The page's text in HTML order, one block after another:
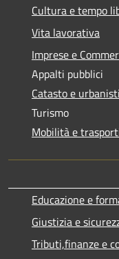
Cultura e tempo
Vita lavorativa
Imprese e
Appalti pubblici
Catasto e
Turismo
Mobilità e
Educazione e
Giustizia e
Tributi,finanze e